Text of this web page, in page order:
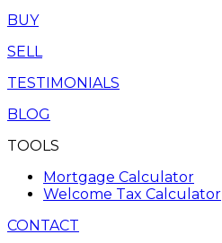
BUY
SELL
TESTIMONIALS
BLOG
TOOLS
Mortgage Calculator
Welcome Tax Calculator
CONTACT